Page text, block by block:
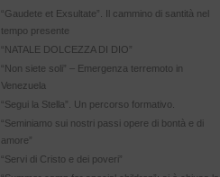
“Gaudete et Exsultate”. Il cammino di santità nel
tempo presente
“NATALE DOLCEZZA DI DIO”
“Non siete soli” – Emergenza terremoto in
Venezuela
“Segui la Stella”. Un percorso formativo.
“Seminiamo sui nostri passi opere di bontà e di
amore”
“Servi di Cristo e dei poveri”